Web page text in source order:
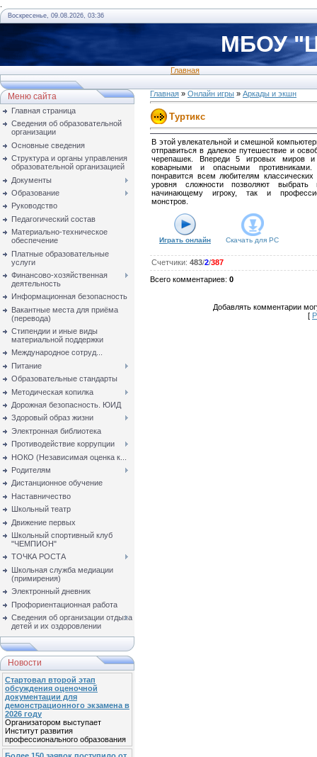
Воскресенье, 09.08.2026, 03:36
МБОУ
Главная
Меню сайта
Главная страница
Сведения об образовательной
организации
Основные сведения
Структура и органы управления
образовательной организацией
Документы
Образование
Руководство
Педагогический состав
Материально-техническое
обеспечение
Платные образовательные
услуги
Финансово-хозяйственная
деятельность
Информационная безопасность
Вакантные места для приёма
(перевода)
Стипендии и иные виды
материальной поддержки
Международное сотруд...
Питание
Образовательные стандарты
Методическая копилка
Дорожная безопасность. ЮИД
Здоровый образ жизни
Электронная библиотека
Противодействие коррупции
НОКО (Независимая оценка к...
Родителям
Дистанционное обучение
Наставничество
Школьный театр
Движение первых
Школьный спортивный клуб
"ЧЕМПИОН"
ТОЧКА РОСТА
Школьная служба медиации
(примирения)
Электронный дневник
Профориентационная работа
Сведения об организации отдыха
детей и их оздоровлении
Новости
Стартовал второй этап
обсуждения оценочной
документации для
демонстрационного экзамена в
2026 году
Организатором выступает
Институт развития
профессионального образования
Главная » Онлайн игры » Аркады и экшн
Туртикс
В этой увлекательной и смешной
отправиться в далекое путешествие и
черепашек. Впереди 5 игровых миров
коварными и опасными противниками.
понравится всем любителям
уровня сложности позволяют
начинающему игроку, так и
монстров.
Играть онлайн Скачать для PC
Счетчики: 483/2/387
Всего комментариев: 0
Добавлять комментарии
[